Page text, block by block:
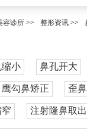
容诊所 >> 整形资讯 >>
小 鼻孔开大
鹰勾鼻矫正 歪
注射隆鼻取出